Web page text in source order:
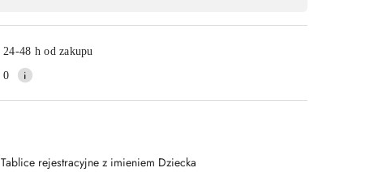
24-48 h od zakupu
0
Tablice rejestracyjne z imieniem Dziecka